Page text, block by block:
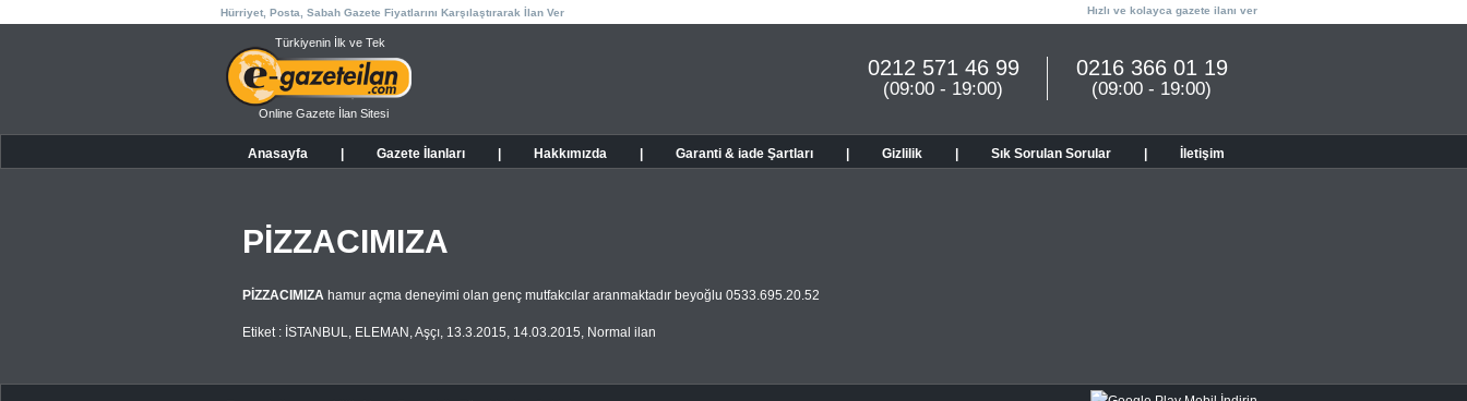
Hürriyet, Posta, Sabah Gazete Fiyatlarını Karşılaştırarak İlan Ver Hızlı ve kolayca gazete ilanı ver
Türkiyenin İlk ve Tek
Online Gazete İlan Sitesi
0216 366 01 19
(09:00 - 19:00)
0212 571 46 99
(09:00 - 19:00)
Anasayfa Gazete İlanları Hakkımızda Garanti & iade Şartları Gizlilik Sık Sorulan Sorular İletişim
PİZZACIMIZA
PİZZACIMIZA hamur açma deneyimi olan genç mutfakcılar aranmaktadır beyoğlu 0533.695.20.52
Etiket : İSTANBUL, ELEMAN ,Aşçı, 13.3.2015, 14.03.2015, Normal ilan